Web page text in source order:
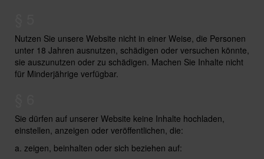
Nutzen Sie unsere Website nicht in einer Weise, die Personen
unter 18 Jahren ausnutzen, schädigen oder versuchen könnte,
sie auszunutzen oder zu schädigen. Machen Sie Inhalte nicht
für Minderjährige verfügbar.
Sie dürfen auf unserer Website keine Inhalte hochladen,
einstellen, anzeigen oder veröffentlichen, die:
a. zeigen, beinhalten oder sich beziehen auf: